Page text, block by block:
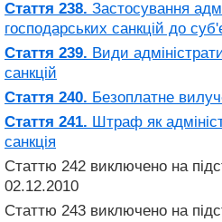
Стаття 238. Застосування
господарських санкцій до
Стаття 239. Види
санкцій
Стаття 240. Безоплатне
Стаття 241. Штраф як
санкція
Статтю 242 виключено на
02.12.2010
Статтю 243 виключено на